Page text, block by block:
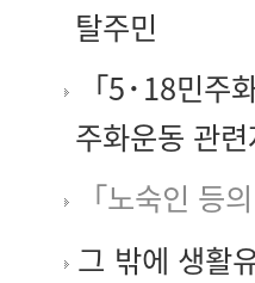
탈주민
「5･18민주
주화운동 관
「노숙인 등
그 밖에 생활